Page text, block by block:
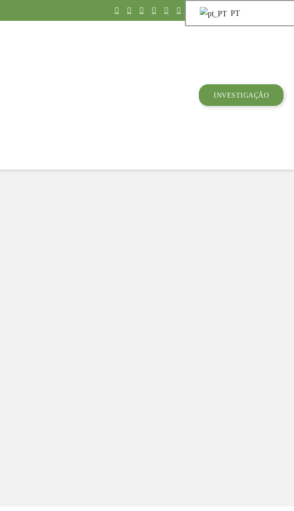
PT
INVESTIGAÇÃO